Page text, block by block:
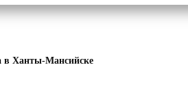
в Ханты-Мансийске